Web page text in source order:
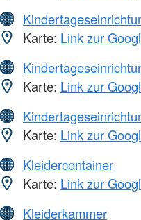
Karte: Link zur
Karte: Link zur
Karte: Link zur
Kleidercontainer
Karte: Link zur
Kleiderkammer